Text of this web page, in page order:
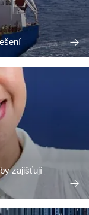
zajišťují